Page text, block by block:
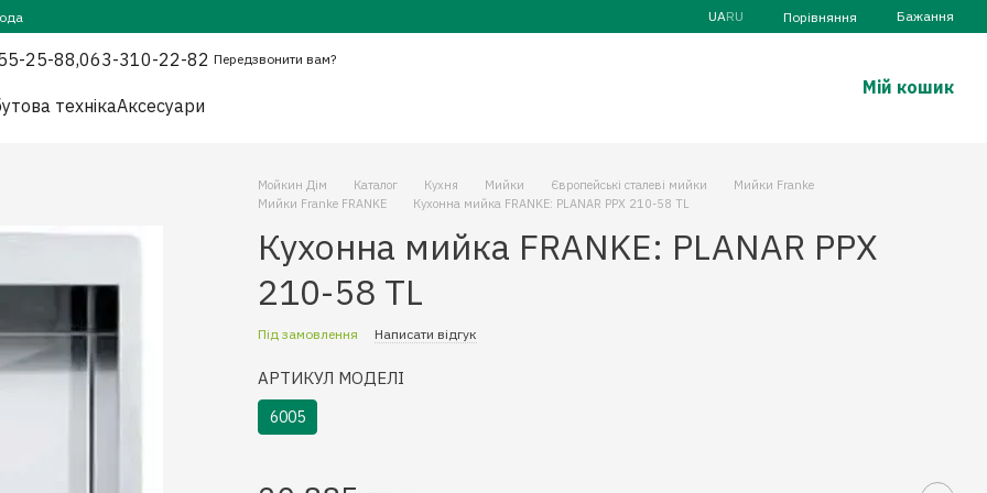
UARU Порівняння Бажання
25-88,063-310-22-82 Передзвонити вам?
технікаАксесуари
Мій кошик
Мойкин Дім Каталог Кухня Мийки Європейські сталеві мийки
Мийки Franke
Мийки Franke FRANKE
Кухонна мийка FRANKE: PLANAR PPX 210-58 TL
Кухонна мийка FRANKE: PLANAR PPX
210-58 TL
Під замовлення Написати відгук
АРТИКУЛ МОДЕЛІ
6005